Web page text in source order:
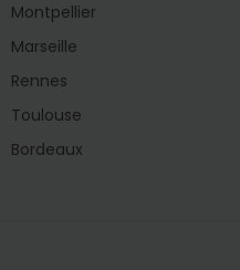
Montpellier
Marseille
Rennes
Toulouse
Bordeaux